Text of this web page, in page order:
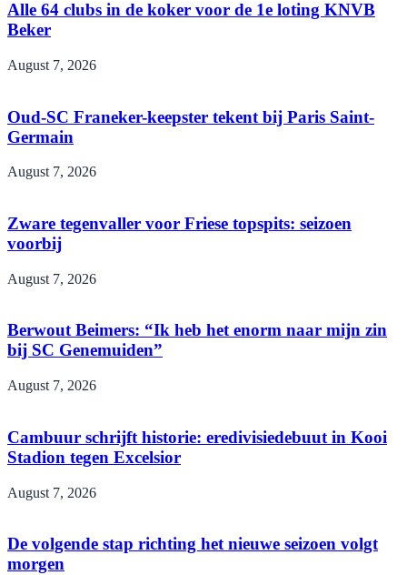
Alle 64 clubs in de koker voor de 1e loting KNVB
Beker
August 7, 2026
Oud-SC Franeker-keepster tekent bij Paris Saint-
Germain
August 7, 2026
Zware tegenvaller voor Friese topspits: seizoen
voorbij
August 7, 2026
Berwout Beimers: “Ik heb het enorm naar mijn zin
bij SC Genemuiden”
August 7, 2026
Cambuur schrijft historie: eredivisiedebuut in Kooi
Stadion tegen Excelsior
August 7, 2026
De volgende stap richting het nieuwe seizoen volgt
morgen